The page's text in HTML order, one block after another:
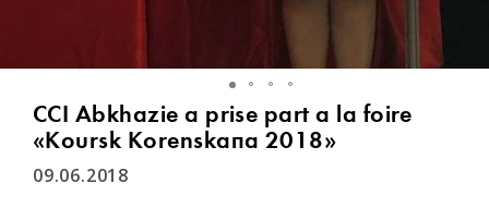
CCI Abkhazie a prise part à la foire
«Koursk Korenskaïa 2018»
09.06.2018